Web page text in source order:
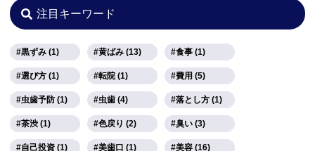
注目キーワード
黒ずみ (1) 黄ばみ (13) 食事 (1)
選び方 (1) 転院 (1) 費用 (5)
虫歯予防 (1) 虫歯 (4) 落とし方 (1)
茶渋 (1) 色戻り (2) 臭い (3)
自己投資 (1) 美歯口 (1) 美容 (16)